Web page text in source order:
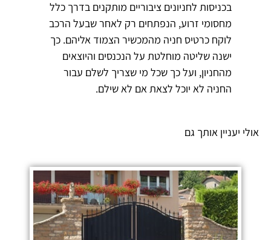
בכניסות לחניונים ציבוריים מותקנים בדרך כלל
מחסומי זרוע, הנפתחים רק לאחר שבעל הרכב
לוקח כרטיס חניה מהמכשיר הצמוד אליהם. כך
ישנה שליטה מוחלטת על הנכנסים והיוצאים
מהחניון, ועל כך שכל מי שצריך לשלם עבור
החניה לא יוכל לצאת אם לא שילם.
אולי יעניין אותך גם